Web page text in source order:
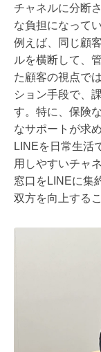
チャネルに分断
な負担になってい
例えば、同じ顧
ルを横断して、
た顧客の視点で
ション手段で、
す。特に、保険
なサポートが求
LINEを日常生活
用しやすいチャ
窓口をLINEに集
双方を向上する